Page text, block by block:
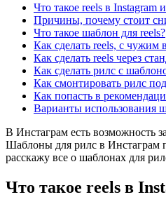
Что такое reels в Instagram
Причины, почему стоит
Что такое шаблон для reels?
Как сделать reels, с чужим
Как сделать reels через
Как сделать рилс с
Как смонтировать рилс
Как попасть в
Варианты использования
В Инстаграм есть возможность
Шаблоны для рилс в Инстаграм
расскажу все о шаблонах для
Что такое reels в